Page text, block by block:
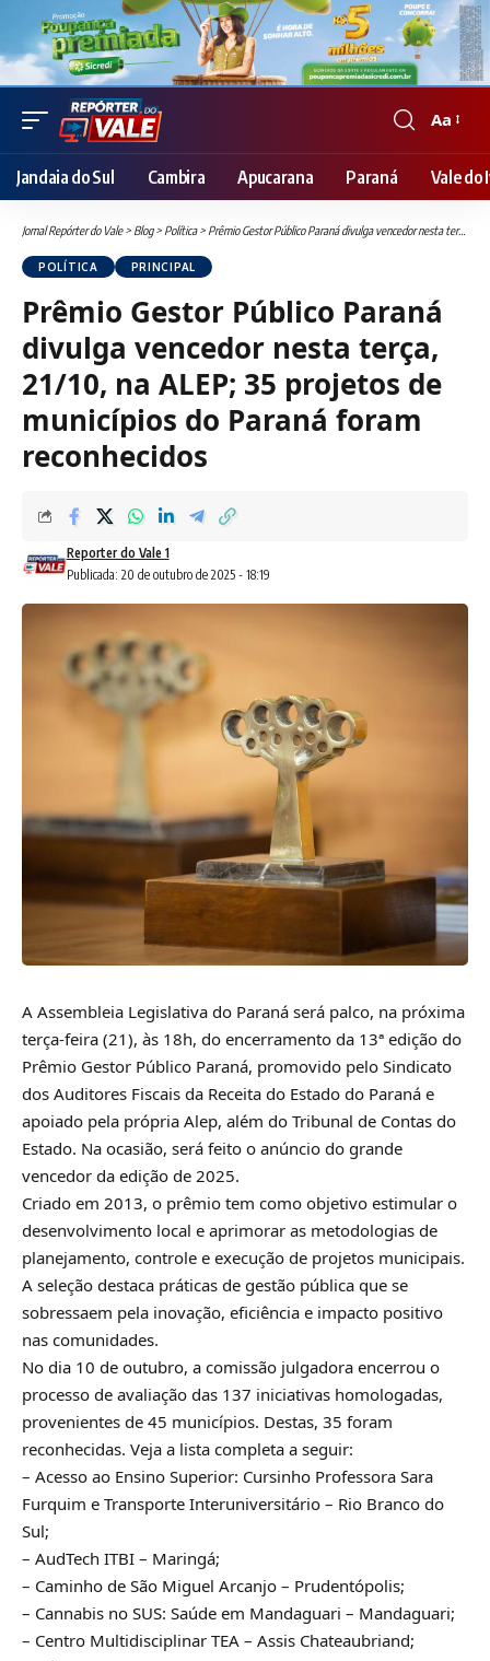
Font
Resizer
Aa
Jandaia do Sul Cambira Apucarana Paraná Vale do
Jornal Repórter do Vale> Blog> Política> Prêmio Gestor Público Paraná divulga vencedor nesta terça, 21/10, na ALEP; 35 projetos de municípios do Paraná foram reconhecidos
POLÍTICA PRINCIPAL
Prêmio Gestor Público Paraná
divulga vencedor nesta terça,
21/10, na ALEP; 35 projetos de
municípios do Paraná foram
reconhecidos
Publicada: 20 de outubro de 2025 - 18:19
Reporter do Vale 1
A Assembleia Legislativa do Paraná será palco, na próxima
terça-feira (21), às 18h, do encerramento da 13ª edição do
Prêmio Gestor Público Paraná, promovido pelo Sindicato
dos Auditores Fiscais da Receita do Estado do Paraná e
apoiado pela própria Alep, além do Tribunal de Contas do
Estado. Na ocasião, será feito o anúncio do grande
vencedor da edição de 2025.
Criado em 2013, o prêmio tem como objetivo estimular o
desenvolvimento local e aprimorar as metodologias de
planejamento, controle e execução de projetos municipais.
A seleção destaca práticas de gestão pública que se
sobressaem pela inovação, eficiência e impacto positivo
nas comunidades.
No dia 10 de outubro, a comissão julgadora encerrou o
processo de avaliação das 137 iniciativas homologadas,
provenientes de 45 municípios. Destas, 35 foram
reconhecidas. Veja a lista completa a seguir:
– Acesso ao Ensino Superior: Cursinho Professora Sara
Furquim e Transporte Interuniversitário – Rio Branco do
Sul;
– AudTech ITBI – Maringá;
– Caminho de São Miguel Arcanjo – Prudentópolis;
– Cannabis no SUS: Saúde em Mandaguari – Mandaguari;
– Centro Multidisciplinar TEA – Assis Chateaubriand;